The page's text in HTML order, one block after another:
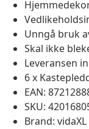
Unngå bruk
Skal ikke
Leveransen
6 x
EAN:
SKU:
Brand: vidaXL